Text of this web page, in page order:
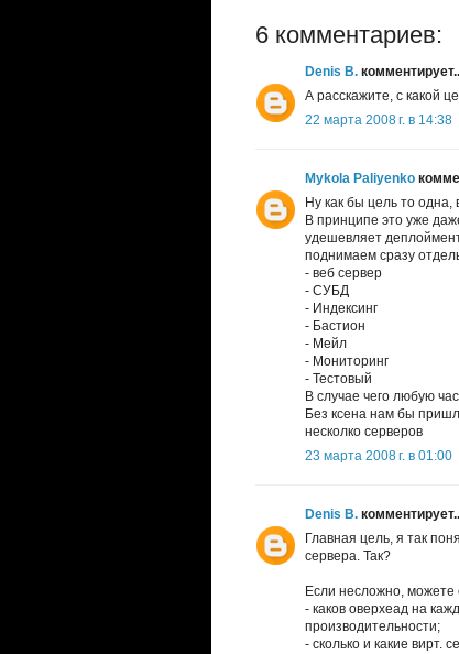
6 комментариев:
Denis B.
А расскажите, с какой
22 марта 2008 г. в 14:38
Mykola Paliyenko
Ну как бы цель то одна,
В принципе это уже
удешевляет
поднимаем сразу
- веб сервер
- СУБД
- Индексинг
- Бастион
- Мейл
- Мониторинг
- Тестовый
В случае чего любую
Без ксена нам бы
несколко серверов
23 марта 2008 г. в 01:00
Denis B.
Главная цель, я так
сервера. Так?
Если несложно, можете
- каков оверхеад на
производительности;
- сколько и какие вирт.